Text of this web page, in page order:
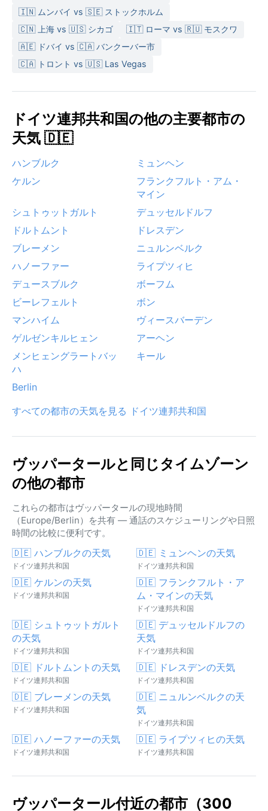
🇮🇳 ムンバイ vs 🇸🇪 ストックホルム
🇨🇳 上海 vs 🇺🇸 シカゴ
🇮🇹 ローマ vs 🇷🇺 モスクワ
🇦🇪 ドバイ vs 🇨🇦 バンクーバー市
🇨🇦 トロント vs 🇺🇸 Las Vegas
ドイツ連邦共和国の他の主要都市の
天気 🇩🇪
ハンブルク
ミュンヘン
ケルン
フランクフルト・アム・
マイン
シュトゥットガルト
デュッセルドルフ
ドルトムント
ドレスデン
ブレーメン
ニュルンベルク
ハノーファー
ライプツィヒ
デュースブルク
ボーフム
ビーレフェルト
ボン
マンハイム
ヴィースバーデン
ゲルゼンキルヒェン
アーヘン
メンヒェングラートバッ
ハ
キール
Berlin
すべての都市の天気を見る ドイツ連邦共和国
ヴッパータールと同じタイムゾーン
の他の都市
これらの都市はヴッパータールの現地時間
（Europe/Berlin）を共有 — 通話のスケジューリングや日照
時間の比較に便利です。
🇩🇪 ハンブルクの天気
ドイツ連邦共和国
🇩🇪 ミュンヘンの天気
ドイツ連邦共和国
🇩🇪 ケルンの天気
ドイツ連邦共和国
🇩🇪 フランクフルト・ア
ム・マインの天気
ドイツ連邦共和国
🇩🇪 シュトゥットガルト
の天気
ドイツ連邦共和国
🇩🇪 デュッセルドルフの
天気
ドイツ連邦共和国
🇩🇪 ドルトムントの天気
ドイツ連邦共和国
🇩🇪 ドレスデンの天気
ドイツ連邦共和国
🇩🇪 ブレーメンの天気
ドイツ連邦共和国
🇩🇪 ニュルンベルクの天
気
ドイツ連邦共和国
🇩🇪 ハノーファーの天気
ドイツ連邦共和国
🇩🇪 ライプツィヒの天気
ドイツ連邦共和国
ヴッパータール付近の都市（300